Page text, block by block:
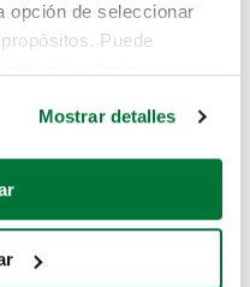
opción de seleccionar
Puede
su ubicación geográfica
activamente
Mostrar detalles
que estás
enlaces: